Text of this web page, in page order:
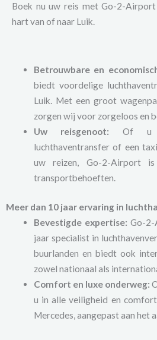
Boek nu uw reis met Go-2-
hart van of naar Luik.
Betrouwbare en
biedt voordelige
Luik. Met een groot
zorgen wij voor zorgeloos en
Uw reisgenoot: Of u
luchthaventransfer of een
uw reizen, Go-2-Airport
transportbehoeften.
Meer dan 10 jaar ervaring in
Bevestigde expertise: Go-
jaar specialist in
buurlanden en biedt ook
zowel nationaal als
Comfort en luxe onderweg:
u in alle veiligheid en
Mercedes, aangepast aan het